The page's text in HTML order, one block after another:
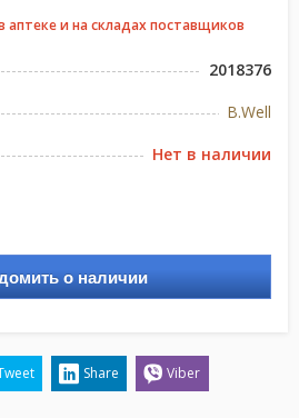
аптеке и на складах поставщиков
2018376
B.Well
Нет в наличии
о наличии
Share Viber